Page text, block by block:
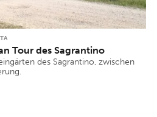
Tour des Sagrantino
des Sagrantino, zwischen